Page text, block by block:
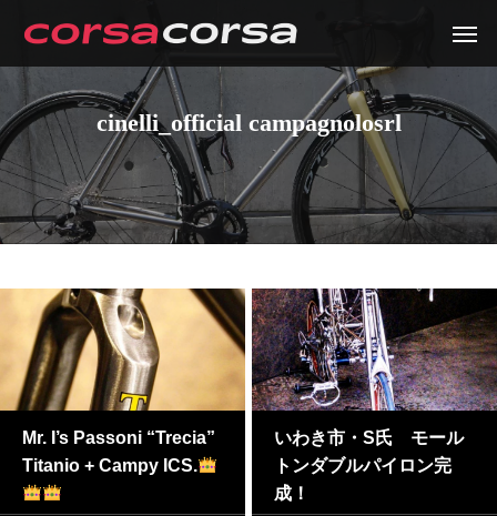
cinelli_official campagnolosrl
Mr. I’s Passoni “Trecia”
Titanio + Campy ICS.
いわき市・S氏 モール
トンダブルパイロン完
成！